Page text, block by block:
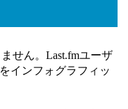
せん。Last.fmユーザ
インフォグラフィッ